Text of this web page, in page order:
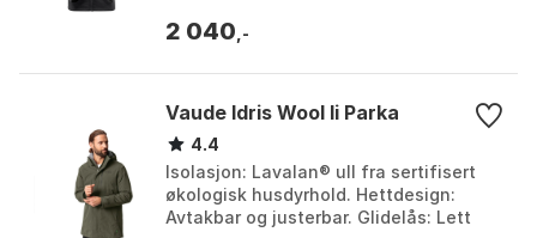
kant. Farge: Black...
2 040 ,-
Vaude Idris Wool Ii Parka
4.4
Isolasjon: Lavalan® ull fra sertifisert
økologisk husdyrhold. Hettdesign:
Avtakbar og justerbar. Glidelås: Lett